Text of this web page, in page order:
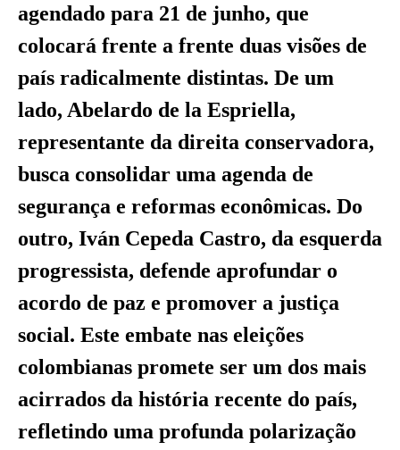
agendado para 21 de junho, que
colocará frente a frente duas visões de
país radicalmente distintas. De um
lado, Abelardo de la Espriella,
representante da direita conservadora,
busca consolidar uma agenda de
segurança e reformas econômicas. Do
outro, Iván Cepeda Castro, da esquerda
progressista, defende aprofundar o
acordo de paz e promover a justiça
social. Este embate nas eleições
colombianas promete ser um dos mais
acirrados da história recente do país,
refletindo uma profunda polarização